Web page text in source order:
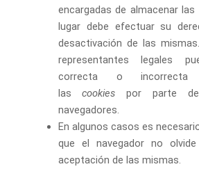
encargadas de almacenar las
lugar debe efectuar su
desactivación de las
representantes legales
correcta o incorrecta
lascookies por parte de
navegadores.
En algunos casos es
que el navegador no
aceptación de las mismas.